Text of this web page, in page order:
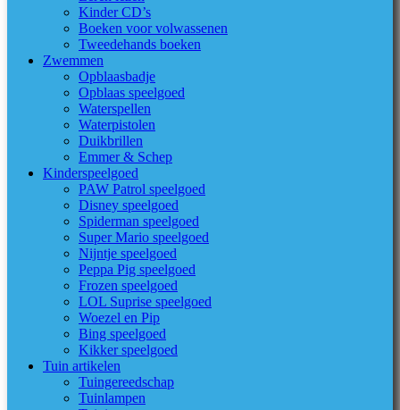
Kinder CD’s
Boeken voor volwassenen
Tweedehands boeken
Zwemmen
Opblaasbadje
Opblaas speelgoed
Waterspellen
Waterpistolen
Duikbrillen
Emmer & Schep
Kinderspeelgoed
PAW Patrol speelgoed
Disney speelgoed
Spiderman speelgoed
Super Mario speelgoed
Nijntje speelgoed
Peppa Pig speelgoed
Frozen speelgoed
LOL Suprise speelgoed
Woezel en Pip
Bing speelgoed
Kikker speelgoed
Tuin artikelen
Tuingereedschap
Tuinlampen